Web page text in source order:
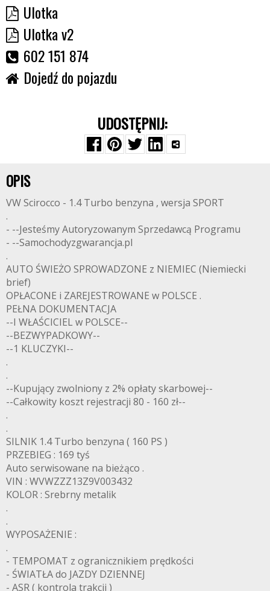
Ulotka
Ulotka v2
602 151 874
Dojedź do pojazdu
UDOSTĘPNIJ:
OPIS
VW Scirocco - 1.4 Turbo benzyna , wersja SPORT
.
- --Jesteśmy Autoryzowanym Sprzedawcą Programu
- --Samochodyzgwarancja.pl
.
AUTO ŚWIEŻO SPROWADZONE z NIEMIEC (Niemiecki
brief)
OPŁACONE i ZAREJESTROWANE w POLSCE .
PEŁNA DOKUMENTACJA
--I WŁAŚCICIEL w POLSCE--
--BEZWYPADKOWY--
--1 KLUCZYKI--
.
.
--Kupujący zwolniony z 2% opłaty skarbowej--
--Całkowity koszt rejestracji 80 - 160 zł--
.
.
SILNIK 1.4 Turbo benzyna ( 160 PS )
PRZEBIEG : 169 tyś
Auto serwisowane na bieżąco .
VIN : WVWZZZ13Z9V003432
KOLOR : Srebrny metalik
.
.
WYPOSAŻENIE :
.
- TEMPOMAT z ogranicznikiem prędkości
- ŚWIATŁA do JAZDY DZIENNEJ
- ASR ( kontrola trakcji )